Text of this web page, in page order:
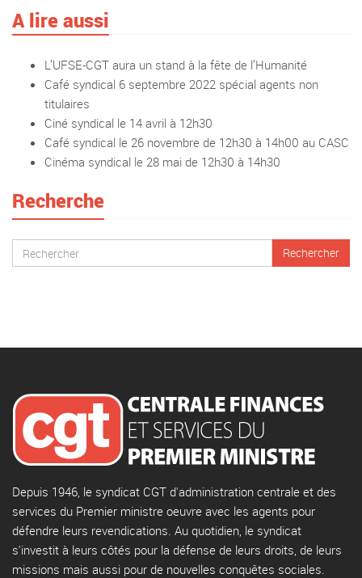
A lire aussi
L’UFSE-CGT aura un stand à la fête de l’Humanité
Café syndical 6 septembre 2022 spécial agents non
titulaires
Ciné syndical le 14 avril à 12h30
Café syndical le 26 novembre de 12h30 à 14h00 au CASC
Cinéma syndical le 28 mai de 12h30 à 14h30
Recherche
Depuis 1946, le syndicat CGT d'administration centrale et des
services du Premier ministre oeuvre avec les agents pour
défendre leurs revendications. Au quotidien, le syndicat
s'investit à leurs côtés pour la défense de leurs droits, de leurs
missions mais aussi pour de nouvelles conquêtes sociales.